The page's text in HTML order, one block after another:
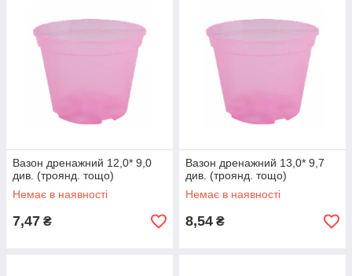
Вазон дренажний 12,0* 9,0
див. (троянд. тощо)
Немає в наявності
7,47 ₴
Вазон дренажний 13,0* 9,7
див. (троянд. тощо)
Немає в наявності
8,54 ₴